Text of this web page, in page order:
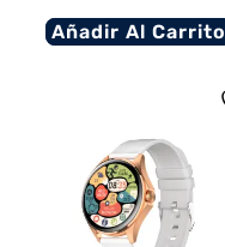
Añadir Al Carrito